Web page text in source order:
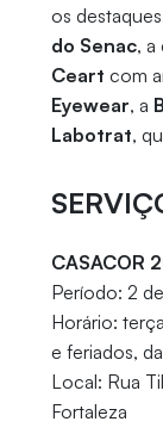
os
do Senac, a
Ceart com
Eyewear, a
Labotrat,
CASACOR
Período: 2
Horário:
e feriados,
Local: Rua
Fortaleza